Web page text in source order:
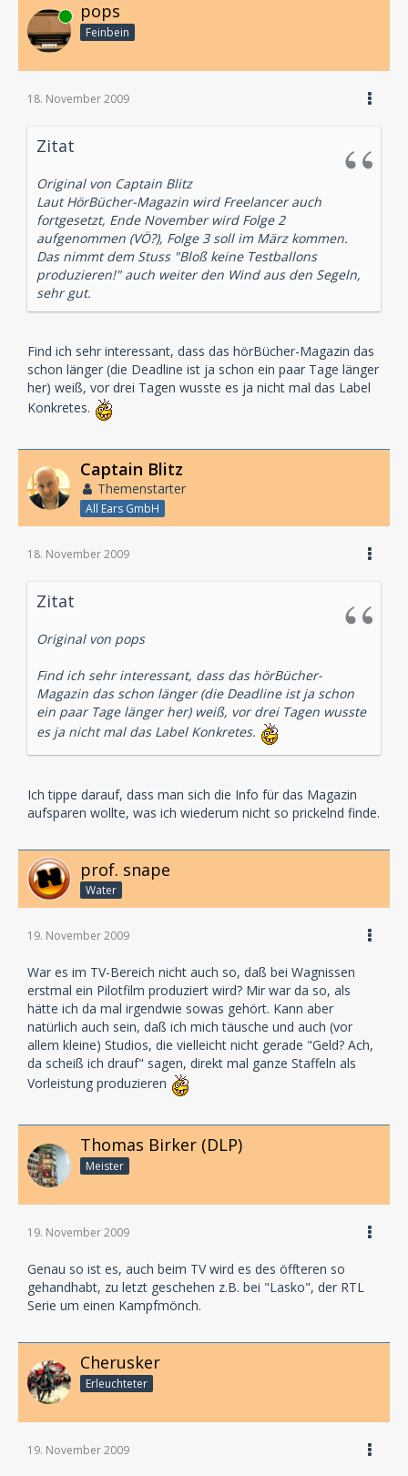
Online pops
Feinbein
18. November 2009
Zitat
Original von Captain Blitz
Laut HörBücher-Magazin wird Freelancer auch
fortgesetzt, Ende November wird Folge 2
aufgenommen (VÖ?), Folge 3 soll im März kommen.
Das nimmt dem Stuss "Bloß keine Testballons
produzieren!" auch weiter den Wind aus den Segeln,
sehr gut.
Find ich sehr interessant, dass das hörBücher-Magazin das
schon länger (die Deadline ist ja schon ein paar Tage länger
her) weiß, vor drei Tagen wusste es ja nicht mal das Label
Konkretes.
Captain Blitz
Themenstarter
All Ears GmbH
18. November 2009
Zitat
Original von pops
Find ich sehr interessant, dass das hörBücher-
Magazin das schon länger (die Deadline ist ja schon
ein paar Tage länger her) weiß, vor drei Tagen wusste
es ja nicht mal das Label Konkretes.
Ich tippe darauf, dass man sich die Info für das Magazin
aufsparen wollte, was ich wiederum nicht so prickelnd finde.
prof. snape
Water
19. November 2009
War es im TV-Bereich nicht auch so, daß bei Wagnissen
erstmal ein Pilotfilm produziert wird? Mir war da so, als
hätte ich da mal irgendwie sowas gehört. Kann aber
natürlich auch sein, daß ich mich täusche und auch (vor
allem kleine) Studios, die vielleicht nicht gerade "Geld? Ach,
da scheiß ich drauf" sagen, direkt mal ganze Staffeln als
Vorleistung produzieren
Thomas Birker (DLP)
Meister
19. November 2009
Genau so ist es, auch beim TV wird es des öffteren so
gehandhabt, zu letzt geschehen z.B. bei "Lasko", der RTL
Serie um einen Kampfmönch.
Cherusker
Erleuchteter
19. November 2009